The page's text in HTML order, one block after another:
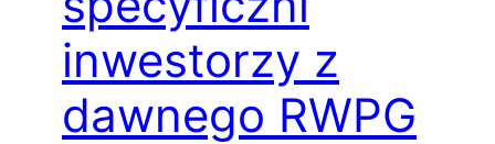
inwestorzy z
dawnego RWPG